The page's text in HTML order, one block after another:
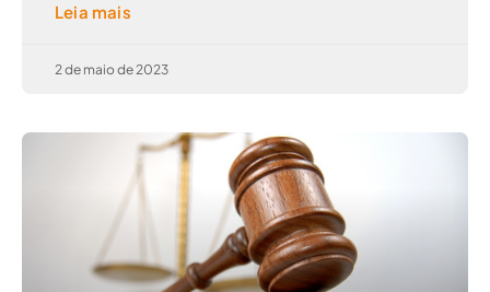
Leia mais
2 de maio de 2023